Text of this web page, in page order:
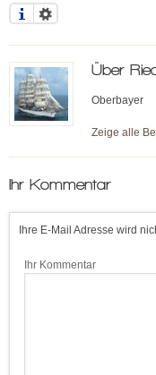
Über
Oberbayer
Zeige alle
Ihr Kommentar
Ihre E-Mail Adresse wird
Ihr Kommentar